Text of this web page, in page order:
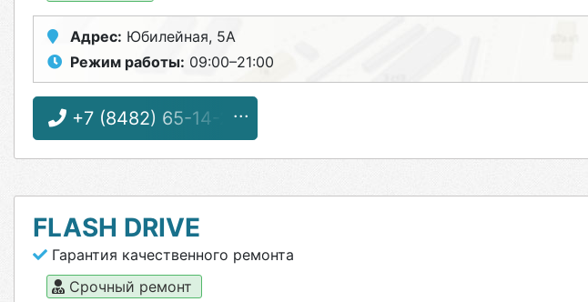
Адрес: Юбилейная, 5А
Режим работы: 09:00–21:00
+7 (8482) 65-14-24
FLASH DRIVE
Гарантия качественного ремонта
Срочный ремонт